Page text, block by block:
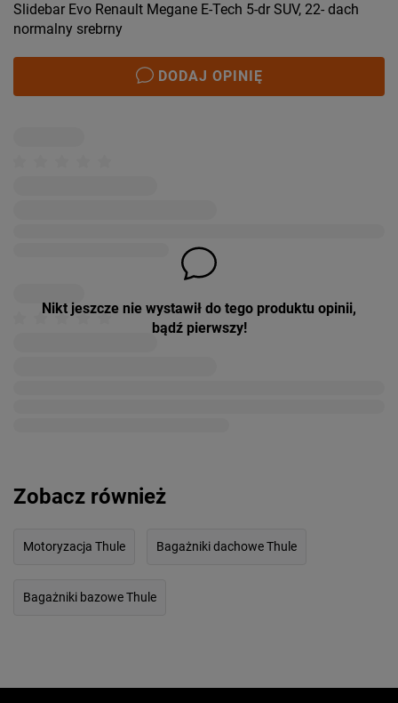
Slidebar Evo Renault Megane E-Tech 5-dr SUV, 22- dach
normalny srebrny
DODAJ OPINIĘ
Nikt jeszcze nie wystawił do tego produktu opinii,
bądź pierwszy!
Zobacz również
Motoryzacja Thule Bagażniki dachowe Thule
Bagażniki bazowe Thule